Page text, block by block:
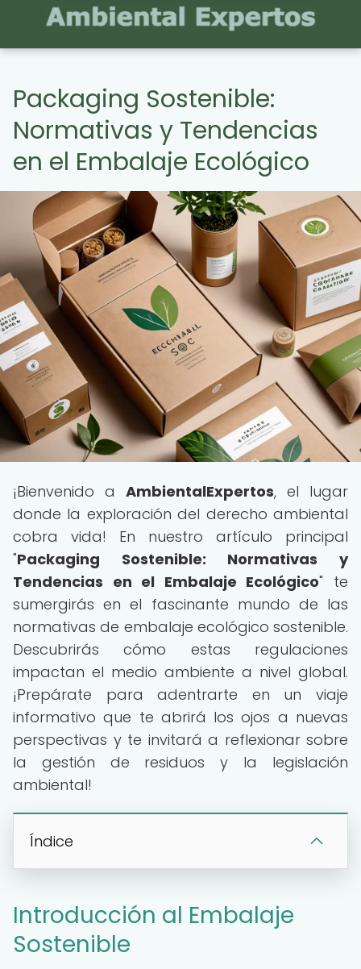
Packaging Sostenible:
Normativas y Tendencias
en el Embalaje Ecológico
¡Bienvenido a AmbientalExpertos, el lugar
donde la exploración del derecho ambiental
cobra vida! En nuestro artículo principal
"Packaging Sostenible: Normativas y
Tendencias en el Embalaje Ecológico" te
sumergirás en el fascinante mundo de las
normativas de embalaje ecológico sostenible.
Descubrirás cómo estas regulaciones
impactan el medio ambiente a nivel global.
¡Prepárate para adentrarte en un viaje
informativo que te abrirá los ojos a nuevas
perspectivas y te invitará a reflexionar sobre
la gestión de residuos y la legislación
ambiental!
Índice
Introducción al Embalaje
Sostenible